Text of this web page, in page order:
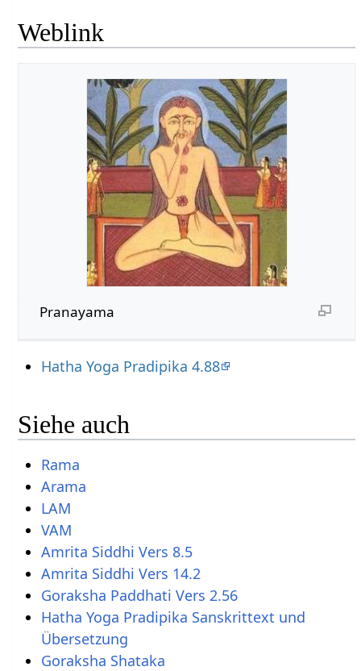
Weblink
Pranayama
Hatha Yoga Pradipika 4.88
Siehe auch
Rama
Arama
LAM
VAM
Amrita Siddhi Vers 8.5
Amrita Siddhi Vers 14.2
Goraksha Paddhati Vers 2.56
Hatha Yoga Pradipika Sanskrittext und
Übersetzung
Goraksha Shataka